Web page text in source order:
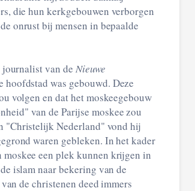
die hun kerkgebouwen verborgen
onrust bij mensen in bepaalde
journalist van de Nieuwe
was gebouwd. Deze
volgen en dat het moskeegebouw
van de Parijse moskee zou
"Christelijk Nederland" vond hij
waren gebleken. In het kader
een plek kunnen krijgen in
islam naar bekering van de
de christenen deed immers